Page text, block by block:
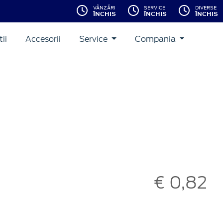
VÂNZĂRI
ÎNCHIS
SERVICE
ÎNCHIS
DIVERSE
ÎNCHIS
Accesorii Service Compania
€ 0,82